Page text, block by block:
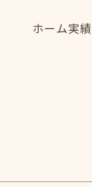
ホーム実績